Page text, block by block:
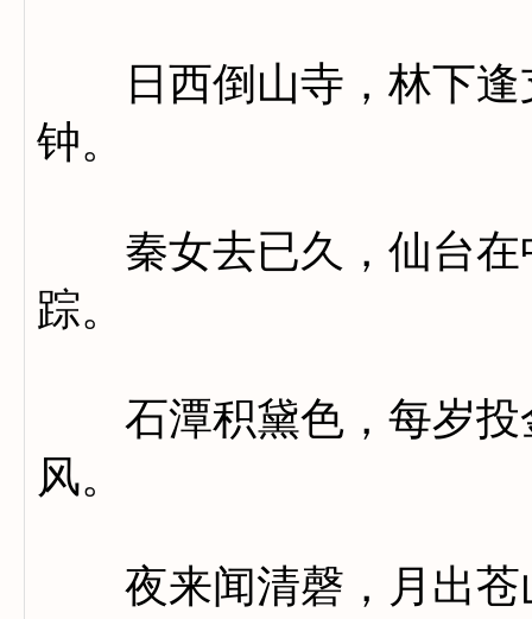
日西倒山寺，林下逢
钟。
秦女去已久，仙台在
踪。
石潭积黛色，每岁投
风。
夜来闻清磬，月出苍